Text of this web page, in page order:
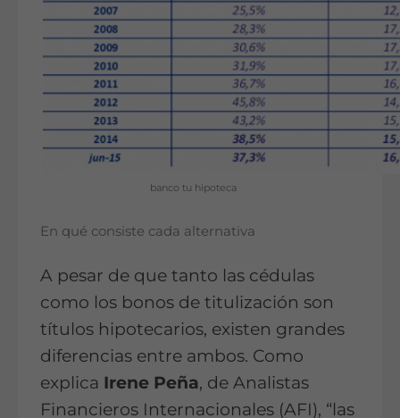
banco tu hipoteca
En qué consiste cada alternativa
A pesar de que tanto las cédulas
como los bonos de titulización son
títulos hipotecarios, existen grandes
diferencias entre ambos. Como
explica Irene Peña, de Analistas
Financieros Internacionales (AFI), “las